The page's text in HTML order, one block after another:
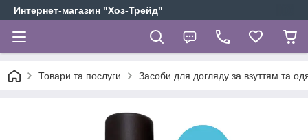
Интернет-магазин "Хоз-Трейд"
Товари та послуги Засоби для догляду за взуттям та